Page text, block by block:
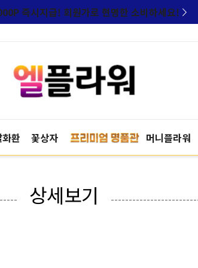
즉시지급! 회원가로 현명한 소비하세요!
화환 꽃상자 머니플라워
상세보기